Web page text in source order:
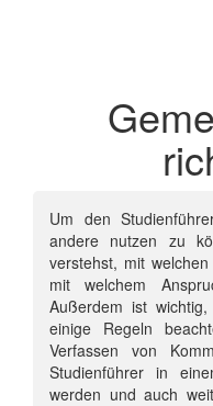
Um den
andere nutzen zu
verstehst, mit
mit welchem
Außerdem ist
einige Regeln
Verfassen von
Studienführer in
werden und auch